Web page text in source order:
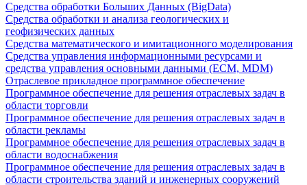
Средства обработки Больших Данных (BigData)
Средства обработки и анализа геологических и
геофизических данных
Средства математического и имитационного моделирования
Средства управления информационными ресурсами и
средства управления основными данными (ECM, MDM)
Отраслевое прикладное программное обеспечение
Программное обеспечение для решения отраслевых задач в
области торговли
Программное обеспечение для решения отраслевых задач в
области рекламы
Программное обеспечение для решения отраслевых задач в
области водоснабжения
Программное обеспечение для решения отраслевых задач в
области строительства зданий и инженерных сооружений